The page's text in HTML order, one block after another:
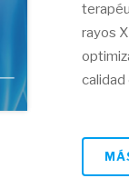
rayos
calidad